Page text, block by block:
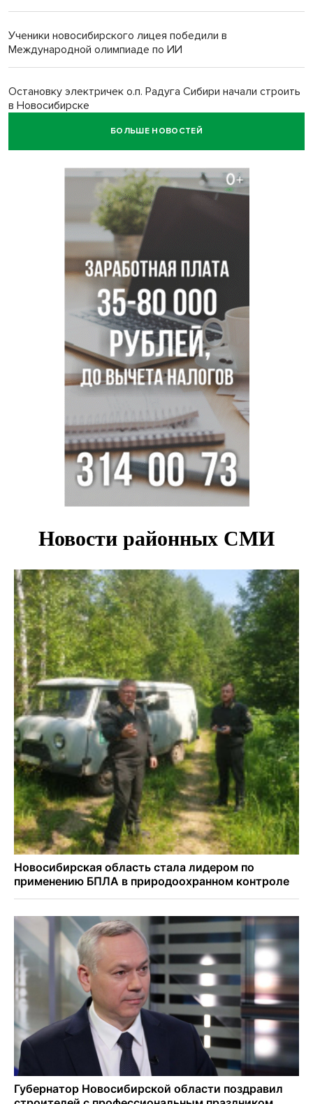
Ученики новосибирского лицея победили в
Международной олимпиаде по ИИ
Остановку электричек о.п. Радуга Сибири начали строить
в Новосибирске
БОЛЬШЕ НОВОСТЕЙ